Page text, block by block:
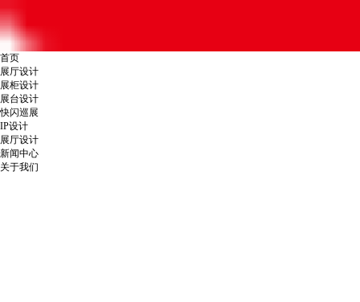
首页
展厅设计
展柜设计
展台设计
快闪巡展
IP设计
展厅设计
新闻中心
关于我们